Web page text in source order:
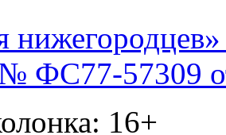
нижегородцев»
57309
16+